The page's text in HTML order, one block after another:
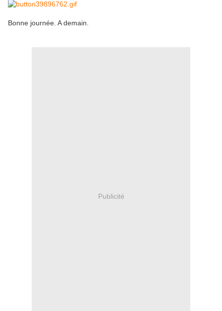
Bonne journée. A demain.
Publicité